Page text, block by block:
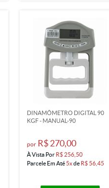
DINAMÔMETRO DIGITAL 90
KGF - MANUAL-90
por R$ 270,00
À Vista Por R$ 256,50
Parcele Em Até 5xde R$ 56,45